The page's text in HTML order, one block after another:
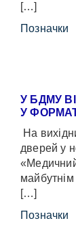
[…]
Позначки
У БДМУ
У
На
дверей у
[…]
Позначки